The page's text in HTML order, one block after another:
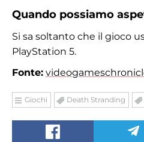
Quando possiamo
Si sa soltanto che il gioco
PlayStation 5.
Fonte:
Giochi Death Stranding